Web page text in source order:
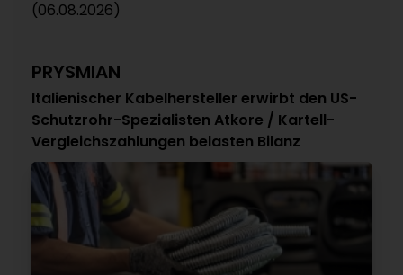
(06.08.2026)
PRYSMIAN
Italienischer Kabelhersteller erwirbt den US-
Schutzrohr-Spezialisten Atkore / Kartell-
Vergleichszahlungen belasten Bilanz